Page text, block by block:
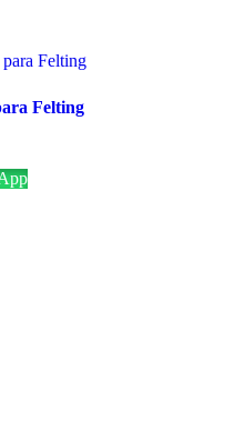
Felting